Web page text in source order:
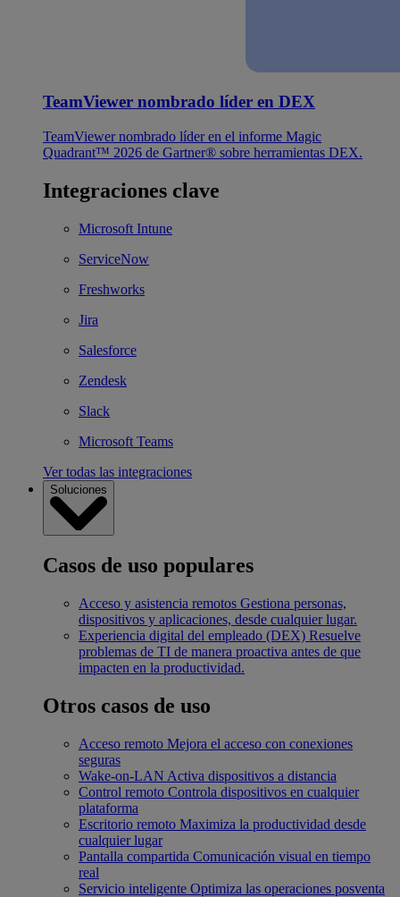
TeamViewer nombrado líder en DEX
TeamViewer nombrado líder en el informe Magic
Quadrant™ 2026 de Gartner® sobre herramientas DEX.
Integraciones clave
Microsoft Intune
ServiceNow
Freshworks
Jira
Salesforce
Zendesk
Slack
Microsoft Teams
Ver todas las integraciones
Soluciones
Casos de uso populares
Acceso y asistencia remotos Gestiona personas,
dispositivos y aplicaciones, desde cualquier lugar.
Experiencia digital del empleado (DEX) Resuelve
problemas de TI de manera proactiva antes de que
impacten en la productividad.
Otros casos de uso
Acceso remoto Mejora el acceso con conexiones
seguras
Wake-on-LAN Activa dispositivos a distancia
Control remoto Controla dispositivos en cualquier
plataforma
Escritorio remoto Maximiza la productividad desde
cualquier lugar
Pantalla compartida Comunicación visual en tiempo
real
Servicio inteligente Optimiza las operaciones posventa